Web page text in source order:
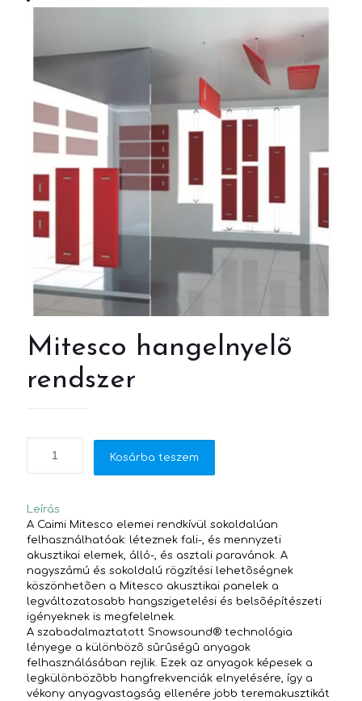
Mitesco hangelnyelõ
rendszer
Kosárba teszem
Leírás
A Caimi Mitesco elemei rendkívül sokoldalúan
felhasználhatóak: léteznek fali-, és mennyzeti
akusztikai elemek, álló-, és asztali paravánok. A
nagyszámú és sokoldalú rögzítési lehetõségnek
köszönhetõen a Mitesco akusztikai panelek a
legváltozatosabb hangszigetelési és belsõépítészeti
igényeknek is megfelelnek.
A szabadalmaztatott Snowsound® technológia
lényege a különbözõ sûrûségû anyagok
felhasználásában rejlik. Ezek az anyagok képesek a
legkülönbözõbb hangfrekvenciák elnyelésére, így a
vékony anyagvastagság ellenére jobb teremakusztikát